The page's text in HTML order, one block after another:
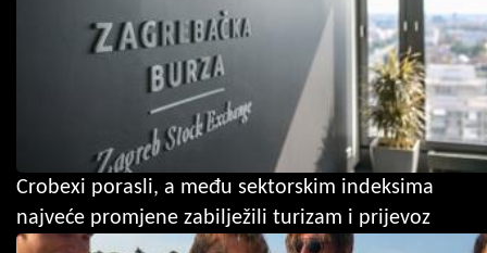
Crobexi porasli, a među sektorskim indeksima
najveće promjene zabilježili turizam i prijevoz